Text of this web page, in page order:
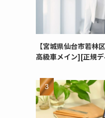
【宮城県仙台市若林
高級車メイン][正規